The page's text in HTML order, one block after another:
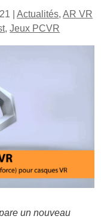
|Actualités,AR VR
,Jeux PCVR
un nouveau